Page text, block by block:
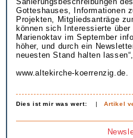
Gotteshauses, Informationen
Projekten, Mitgliedsanträge
können sich Interessierte
Marienoktav im September
höher, und durch ein
neuesten Stand halten
www.altekirche-koerrenzig.de.
Dies ist mir was wert: |Artikel